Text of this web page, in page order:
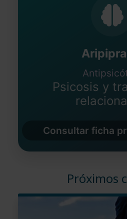
Psicosis y
Consultar ficha
Próximos